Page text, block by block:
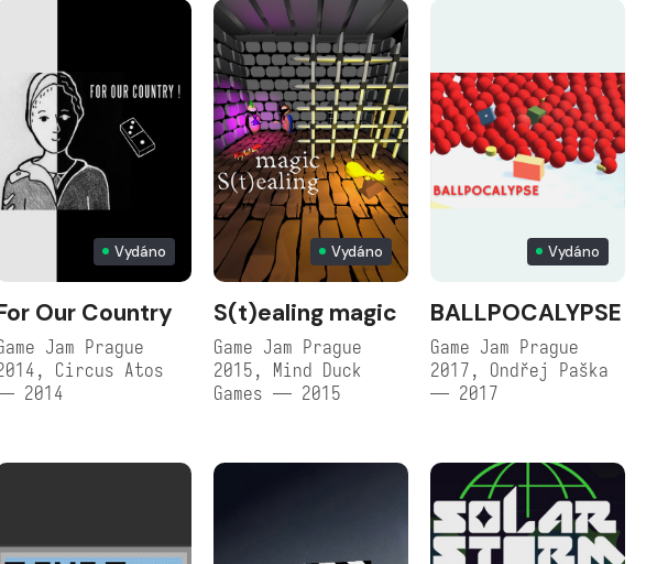
Vydáno
Our Country
Jam Prague
Circus Atos
2014
Vydáno
S(t)ealing magic
Game Jam Prague
2015, Mind Duck
Games — 2015
Vydáno
BALLPOCALYPSE
Game Jam Prague
2017, Ondřej Paška
— 2017